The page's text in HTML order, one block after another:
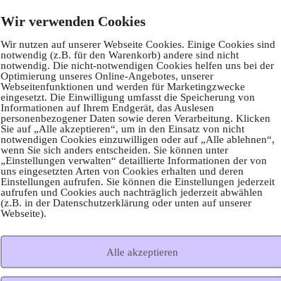
Wir verwenden Cookies
Wir nutzen auf unserer Webseite Cookies. Einige Cookies sind
notwendig (z.B. für den Warenkorb) andere sind nicht
notwendig. Die nicht-notwendigen Cookies helfen uns bei der
Optimierung unseres Online-Angebotes, unserer
Webseitenfunktionen und werden für Marketingzwecke
eingesetzt. Die Einwilligung umfasst die Speicherung von
Informationen auf Ihrem Endgerät, das Auslesen
personenbezogener Daten sowie deren Verarbeitung. Klicken
Sie auf „Alle akzeptieren“, um in den Einsatz von nicht
notwendigen Cookies einzuwilligen oder auf „Alle ablehnen“,
wenn Sie sich anders entscheiden. Sie können unter
„Einstellungen verwalten“ detaillierte Informationen der von
uns eingesetzten Arten von Cookies erhalten und deren
Einstellungen aufrufen. Sie können die Einstellungen jederzeit
aufrufen und Cookies auch nachträglich jederzeit abwählen
(z.B. in der Datenschutzerklärung oder unten auf unserer
Webseite).
Alle akzeptieren